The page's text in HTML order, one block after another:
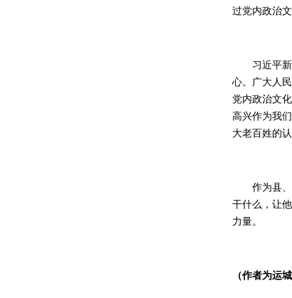
过党内政治
习近平新时
心。广大人
党内政治文
高兴作为我
大老百姓的
作为县、市
干什么，让
力量。
（作者为运